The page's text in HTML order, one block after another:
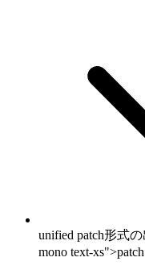
unified patch形式
mono text-